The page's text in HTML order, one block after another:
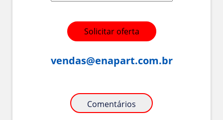
Solicitar oferta
vendas@enapart.com.br
Comentários